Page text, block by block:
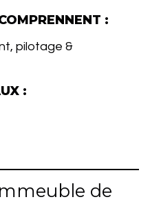
:
pilotage &
:
de